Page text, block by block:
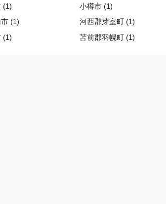
(1)
小樽市 (1)
(1)
河西郡芽室町 (1)
(1)
苫前郡羽幌町 (1)